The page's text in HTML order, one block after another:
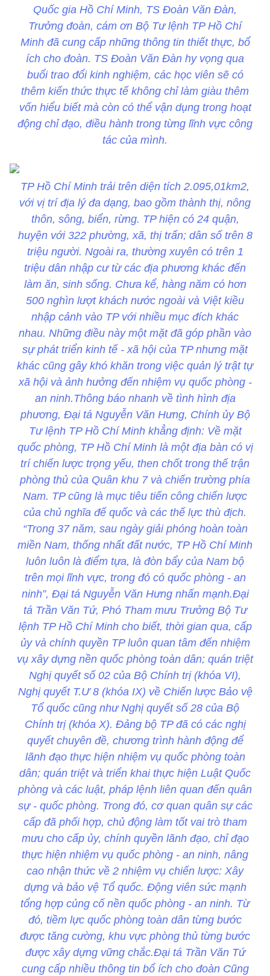
Quốc gia Hồ Chí Minh, TS Đoàn Văn Đàn,
Trưởng đoàn, cám ơn Bộ Tư lệnh TP Hồ Chí
Minh đã cung cấp những thông tin thiết thực, bổ
ích cho đoàn. TS Đoàn Văn Đàn hy vọng qua
buổi trao đổi kinh nghiệm, các học viên sẽ có
thêm kiến thức thực tế không chỉ làm giàu thêm
vốn hiểu biết mà còn có thể vận dụng trong hoạt
động chỉ đạo, điều hành trong từng lĩnh vực công
tác của mình.
TP Hồ Chí Minh trải trên diện tích 2.095,01km2,
với vị trí địa lý đa dạng, bao gồm thành thị, nông
thôn, sông, biển, rừng. TP hiện có 24 quận,
huyện với 322 phường, xã, thị trấn; dân số trên 8
triệu người. Ngoài ra, thường xuyên có trên 1
triệu dân nhập cư từ các địa phương khác đến
làm ăn, sinh sống. Chưa kể, hàng năm có hơn
500 nghìn lượt khách nước ngoài và Việt kiều
nhập cảnh vào TP với nhiều mục đích khác
nhau. Những điều này một mặt đã góp phần vào
sự phát triển kinh tế - xã hội của TP nhưng mặt
khác cũng gây khó khăn trong việc quản lý trật tự
xã hội và ảnh hưởng đến nhiệm vụ quốc phòng -
an ninh.Thông báo nhanh về tình hình địa
phương, Đại tá Nguyễn Văn Hưng, Chính ủy Bộ
Tư lệnh TP Hồ Chí Minh khẳng định: Về mặt
quốc phòng, TP Hồ Chí Minh là một địa bàn có vị
trí chiến lược trọng yếu, then chốt trong thế trận
phòng thủ của Quân khu 7 và chiến trường phía
Nam. TP cũng là mục tiêu tiến công chiến lược
của chủ nghĩa đế quốc và các thế lực thù địch.
“Trong 37 năm, sau ngày giải phóng hoàn toàn
miền Nam, thống nhất đất nước, TP Hồ Chí Minh
luôn luôn là điểm tựa, là đòn bẩy của Nam bộ
trên mọi lĩnh vực, trong đó có quốc phòng - an
ninh”, Đại tá Nguyễn Văn Hưng nhấn mạnh.Đại
tá Trần Văn Tứ, Phó Tham mưu Trưởng Bộ Tư
lệnh TP Hồ Chí Minh cho biết, thời gian qua, cấp
ủy và chính quyền TP luôn quan tâm đến nhiệm
vụ xây dựng nền quốc phòng toàn dân; quán triệt
Nghị quyết số 02 của Bộ Chính trị (khóa VI),
Nghị quyết T.Ư 8 (khóa IX) về Chiến lược Bảo vệ
Tổ quốc cũng như Nghị quyết số 28 của Bộ
Chính trị (khóa X). Đảng bộ TP đã có các nghị
quyết chuyên đề, chương trình hành động để
lãnh đạo thực hiện nhiệm vụ quốc phòng toàn
dân; quán triệt và triển khai thực hiện Luật Quốc
phòng và các luật, pháp lệnh liên quan đến quân
sự - quốc phòng. Trong đó, cơ quan quân sự các
cấp đã phối hợp, chủ động làm tốt vai trò tham
mưu cho cấp ủy, chính quyền lãnh đạo, chỉ đạo
thực hiện nhiệm vụ quốc phòng - an ninh, nâng
cao nhận thức về 2 nhiệm vụ chiến lược: Xây
dựng và bảo vệ Tổ quốc. Động viên sức mạnh
tổng hợp củng cố nền quốc phòng - an ninh. Từ
đó, tiềm lực quốc phòng toàn dân từng bước
được tăng cường, khu vực phòng thủ từng bước
được xây dựng vững chắc.Đại tá Trần Văn Tứ
cung cấp nhiều thông tin bổ ích cho đoàn Cũng